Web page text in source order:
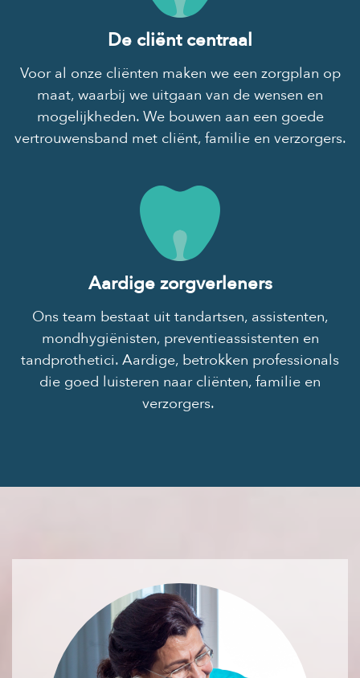
De cliënt centraal
Voor al onze cliënten maken we een zorgplan op
maat, waarbij we uitgaan van de wensen en
mogelijkheden. We bouwen aan een goede
vertrouwensband met cliënt, familie en verzorgers.
Aardige zorgverleners
Ons team bestaat uit tandartsen, assistenten,
mondhygiënisten, preventieassistenten en
tandprothetici. Aardige, betrokken professionals
die goed luisteren naar cliënten, familie en
verzorgers.